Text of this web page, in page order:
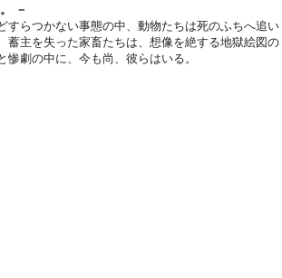
－
らつかない事態の中、動物たちは死のふちへ追い
主を失った家畜たちは、想像を絶する地獄絵図の
劇の中に、今も尚、彼らはいる。